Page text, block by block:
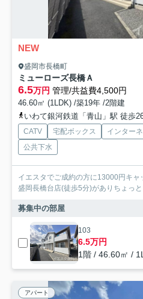
NEW
盛岡市長橋町
ミューローズ長橋Ａ
6.5万円 管理/共益費4,500円
46.60㎡ (1LDK) /築19年 /2階建
いわて銀河鉄道「青山」駅 徒歩
CATV 宅配ボックス インター
公共下水
イエスタでご成約の方に13000円キ
盛岡長橋台店(徒歩5分)がありちょっ
募集中の部屋
103
6.5万円
1階 / 46.60㎡ /
アパート